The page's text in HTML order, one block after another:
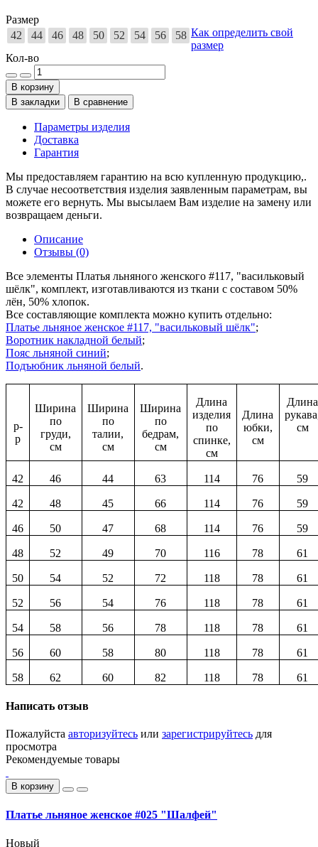
Размер
42
44 46 48 50 52 54 56 58 Как определить свой
размер
Кол-во
В корзину
В закладки
В сравнение
Параметры изделия
Доставка
Гарантия
Мы предоставляем гарантию на всю купленную продукцию,.
В случае несоответствия изделия заявленным параметрам, вы
можете его вернуть. Мы высылаем Вам изделие на замену или
возвращаем деньги.
Описание
Отзывы (0)
Все элементы Платья льняного женского #117, "васильковый
шёлк", комплект, изготавливаются из ткани с составом 50%
лён, 50% хлопок.
Все составляющие комплекта можно купить отдельно:
Платье льняное женское #117, "васильковый шёлк";
Воротник накладной белый;
Пояс льняной синий;
Подъюбник льняной белый.
р-
р
Ширина
по
груди,
см
Ширина
по
талии,
см
Ширина
по
бедрам,
см
Длина
изделия
по
спинке,
см
Длина
юбки,
см
Длина
см
42 46 44 63 114 76 59
42 48 45 66 114 76 59
46 50 47 68 114 76 59
48 52 49 70 116 78 61
50 54 52 72 118 78 61
52 56 54 76 118 78 61
54 58 56 78 118 78 61
56 60 58 80 118 78 61
58 62 60 82 118 78 61
Написать отзыв
Пожалуйста авторизуйтесь или зарегистрируйтесь для
просмотра
Рекомендуемые товары
В корзину
Платье льняное женское #025 "Шалфей"
Новый